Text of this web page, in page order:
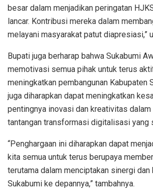
besar dalam menjadikan peringatan
lancar. Kontribusi mereka dalam
melayani masyarakat patut diapresiasi,”
Bupati juga berharap bahwa Sukabumi
memotivasi semua pihak untuk terus
meningkatkan pembangunan Kabupaten
juga diharapkan dapat meningkatkan
pentingnya inovasi dan kreativitas dalam
tantangan transformasi digitalisasi yang
“Penghargaan ini diharapkan dapat
kita semua untuk terus berupaya
terutama dalam menciptakan sinergi dan
Sukabumi ke depannya,” tambahnya.